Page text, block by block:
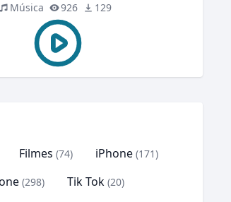
Música 926 129
Filmes (74) iPhone (171)
(298) Tik Tok (20)